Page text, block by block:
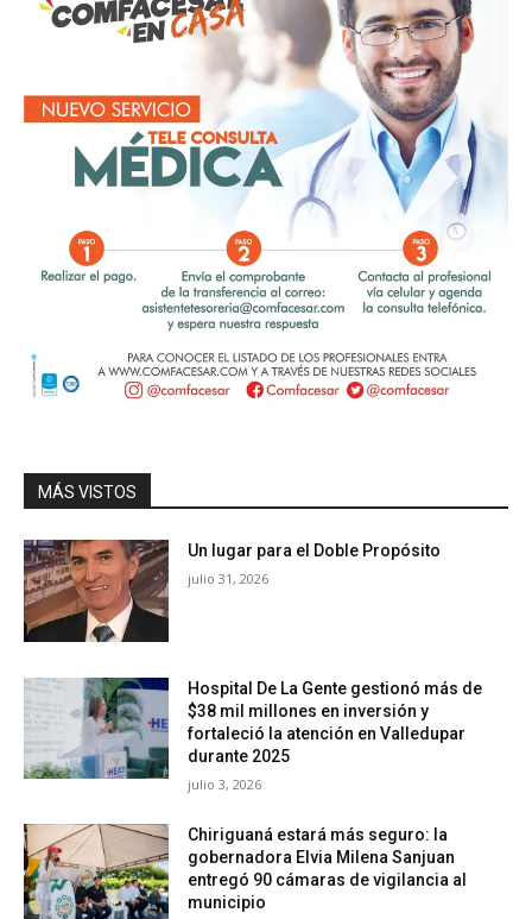
MÁS VISTOS
Un lugar para el Doble Propósito
julio 31, 2026
Hospital De La Gente gestionó más de
$38 mil millones en inversión y
fortaleció la atención en Valledupar
durante 2025
julio 3, 2026
Chiriguaná estará más seguro: la
gobernadora Elvia Milena Sanjuan
entregó 90 cámaras de vigilancia al
municipio